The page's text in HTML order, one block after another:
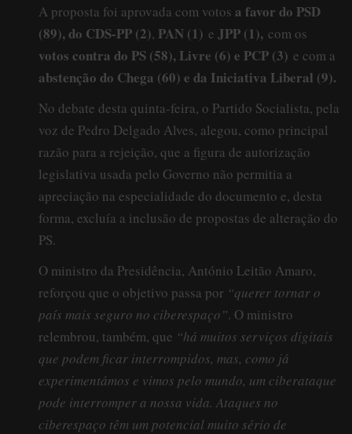
A proposta foi aprovada com votos a favor do PSD
(89), do CDS-PP (2), PAN (1) e JPP (1), com os
votos contra do PS (58), Livre (6) e PCP (3) e com a
abstenção do Chega (60) e da Iniciativa Liberal (9).
No debate desta quinta-feira, o Partido Socialista, pela
voz de Pedro Delgado Alves, alegou, como principal
razão para a rejeição, que a figura de autorização
legislativa usada pelo Governo não permitia a
apreciação na especialidade do documento e, desta
forma, excluía a inclusão de propostas de alteração do
PS.
O ministro da Presidência, António Leitão Amaro,
reforçou que o objetivo passa por “querer tornar o
país mais seguro no ciberespaço”. O ministro
relembrou, também, que “há muitos serviços digitais
que podem ficar interrompidos, mas, como já
experimentámos e vimos pelo mundo, um ciberataque
pode interromper a nossa vida. Ataques no
ciberespaço têm um potencial muito sério de